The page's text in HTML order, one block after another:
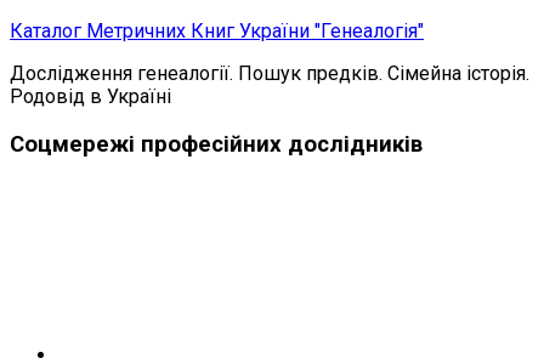
Skip
content
Каталог Метричних Книг України "Генеалогія"
Дослідження генеалогії. Пошук предків. Сімейна історія.
Родовід в Україні
Соцмережі професійних дослідників